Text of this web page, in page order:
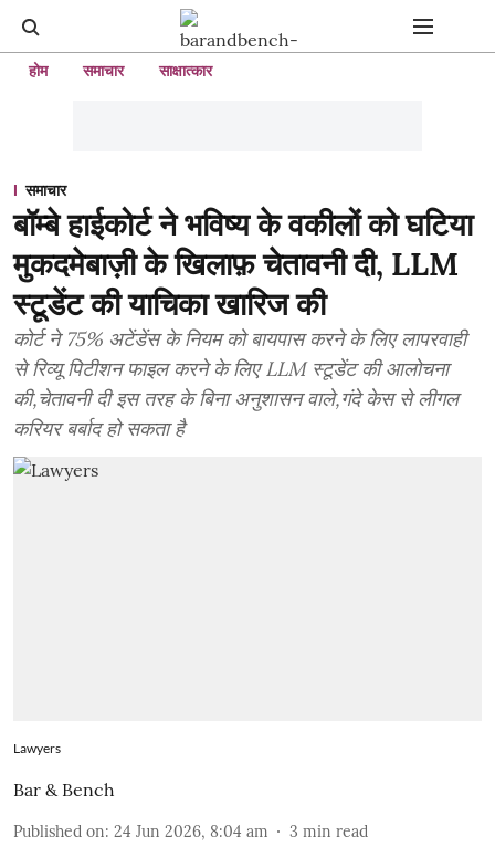
होम समाचार साक्षात्कार
समाचार
बॉम्बे हाईकोर्ट ने भविष्य के वकीलों को घटिया
मुकदमेबाज़ी के खिलाफ़ चेतावनी दी, LLM
स्टूडेंट की याचिका खारिज की
कोर्ट ने 75% अटेंडेंस के नियम को बायपास करने के लिए लापरवाही
से रिव्यू पिटीशन फाइल करने के लिए LLM स्टूडेंट की आलोचना
की,चेतावनी दी इस तरह के बिना अनुशासन वाले,गंदे केस से लीगल
करियर बर्बाद हो सकता है
Lawyers
Bar & Bench
Published on: 24 Jun 2026, 8:04 am 3 min read